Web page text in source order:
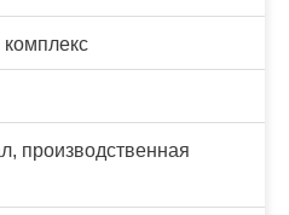
производственная